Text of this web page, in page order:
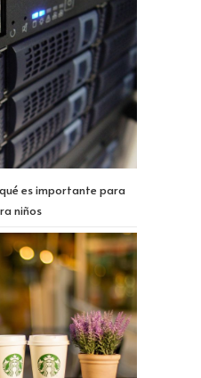
es importante para
niños